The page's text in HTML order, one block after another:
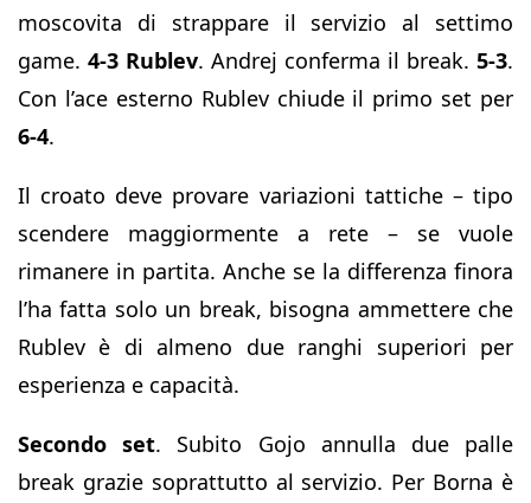
moscovita di strappare il servizio al settimo
game. 4-3 Rublev. Andrej conferma il break. 5-3.
Con l’ace esterno Rublev chiude il primo set per
6-4.
Il croato deve provare variazioni tattiche – tipo
scendere maggiormente a rete – se vuole
rimanere in partita. Anche se la differenza finora
l’ha fatta solo un break, bisogna ammettere che
Rublev è di almeno due ranghi superiori per
esperienza e capacità.
Secondo set. Subito Gojo annulla due palle
break grazie soprattutto al servizio. Per Borna è